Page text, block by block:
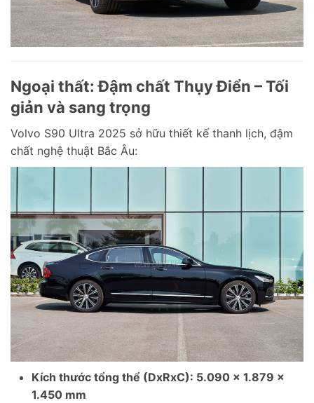
Ngoại thất: Đậm chất Thụy Điển – Tối
giản và sang trọng
Volvo S90 Ultra 2025 sở hữu thiết kế thanh lịch, đậm
chất nghệ thuật Bắc Âu:
Kích thước tổng thể (DxRxC): 5.090 x 1.879 x
1.450 mm